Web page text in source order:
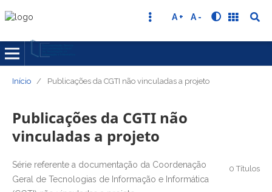
A + A -
Início / Publicações da CGTI não vinculadas a projeto
Publicações da CGTI não
vinculadas a projeto
0 Títulos
Série referente a documentação da Coordenação
Geral de Tecnologias de Informação e Informática